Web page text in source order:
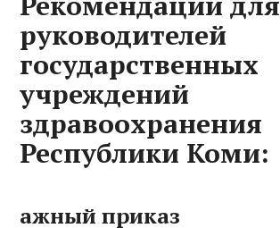
руководителей
государственных
учреждений
здравоохранения
Республики Коми:
ажный приказ